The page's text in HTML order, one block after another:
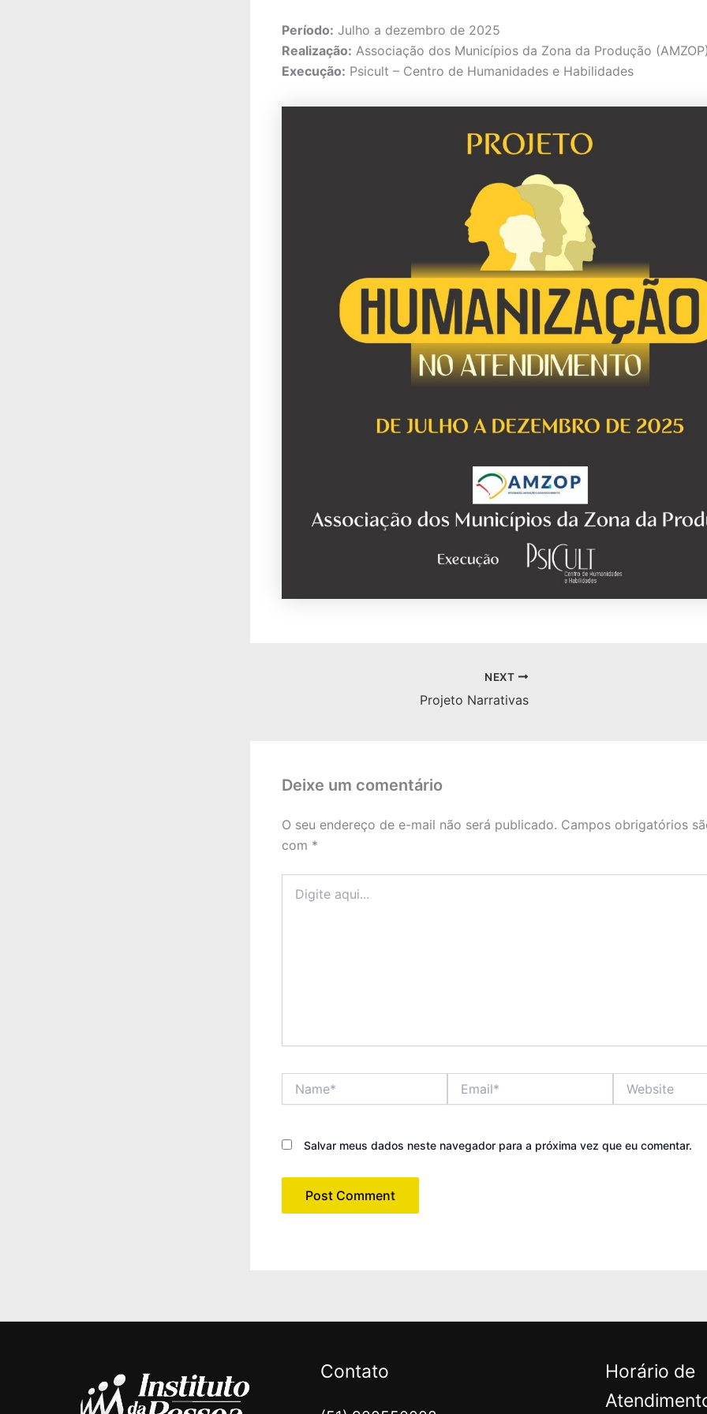
Período: Julho a dezembro de 2025
Realização: Associação dos Municípios da Zona da Produção
Execução: Psicult – Centro de Humanidades e Habilidades
NEXT
Projeto Narrativas
Deixe um comentário
O seu endereço de e-mail não será publicado. Campos obrigatórios
com *
aqui...
Salvar meus dados neste navegador para a próxima vez que eu comentar.
Contato
Horário de